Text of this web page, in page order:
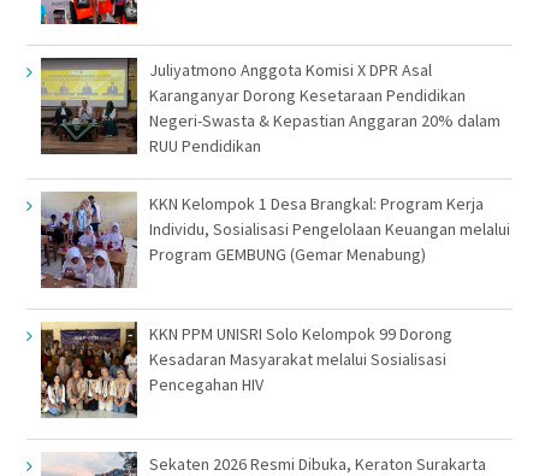
Juliyatmono Anggota Komisi X DPR Asal
Karanganyar Dorong Kesetaraan Pendidikan
Negeri-Swasta & Kepastian Anggaran 20% dalam
RUU Pendidikan
KKN Kelompok 1 Desa Brangkal: Program Kerja
Individu, Sosialisasi Pengelolaan Keuangan melalui
Program GEMBUNG (Gemar Menabung)
KKN PPM UNISRI Solo Kelompok 99 Dorong
Kesadaran Masyarakat melalui Sosialisasi
Pencegahan HIV
Sekaten 2026 Resmi Dibuka, Keraton Surakarta